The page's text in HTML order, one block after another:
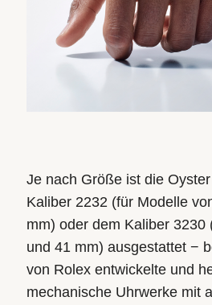
Je nach Größe ist die
Kaliber 2232 (für Modelle
mm) oder dem Kaliber 3230
und 41 mm) ausgestattet −
von Rolex entwickelte und
mechanische Uhrwerke mit